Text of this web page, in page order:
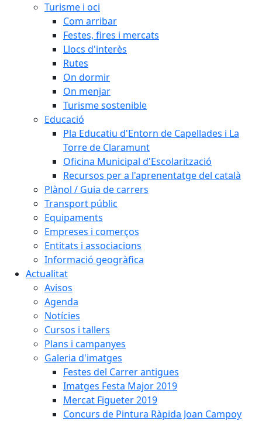
Turisme i oci
Com arribar
Festes, fires i mercats
Llocs d'interès
Rutes
On dormir
On menjar
Turisme sostenible
Educació
Pla Educatiu d'Entorn de Capellades i La
Torre de Claramunt
Oficina Municipal d'Escolarització
Recursos per a l'aprenentatge del català
Plànol / Guia de carrers
Transport públic
Equipaments
Empreses i comerços
Entitats i associacions
Informació geogràfica
Actualitat
Avisos
Agenda
Notícies
Cursos i tallers
Plans i campanyes
Galeria d'imatges
Festes del Carrer antigues
Imatges Festa Major 2019
Mercat Figueter 2019
Concurs de Pintura Ràpida Joan Campoy